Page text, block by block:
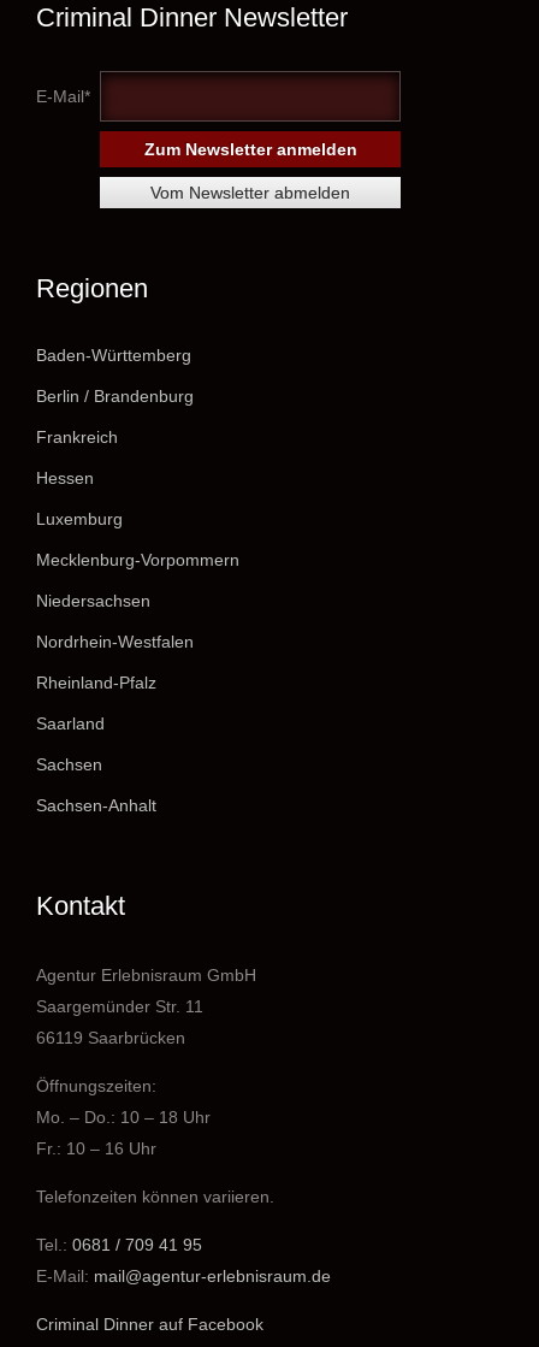
Criminal Dinner Newsletter
E-Mail*
Regionen
Baden-Württemberg
Berlin / Brandenburg
Frankreich
Hessen
Luxemburg
Mecklenburg-Vorpommern
Niedersachsen
Nordrhein-Westfalen
Rheinland-Pfalz
Saarland
Sachsen
Sachsen-Anhalt
Kontakt
Agentur Erlebnisraum GmbH
Saargemünder Str. 11
66119 Saarbrücken
Öffnungszeiten:
Mo. – Do.: 10 – 18 Uhr
Fr.: 10 – 16 Uhr
Telefonzeiten können variieren.
Tel.: 0681 / 709 41 95
E-Mail: mail@agentur-erlebnisraum.de
Criminal Dinner auf Facebook